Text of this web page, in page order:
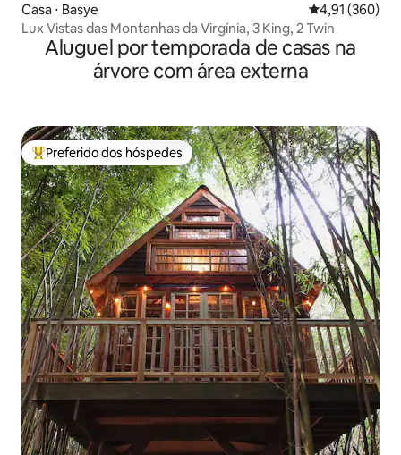
Casa ⋅ Basye 4,91 de uma
4,91 (360)
Lux Vistas das Montanhas da Virgínia, 3 King, 2 Twin
Aluguel por temporada de casas na
árvore com área externa
Entre os melhores preferidos dos hóspedes
Preferido dos hóspedes